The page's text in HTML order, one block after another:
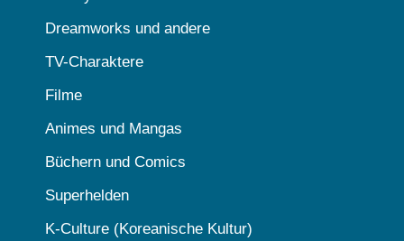
Dreamworks und andere
TV-Charaktere
Filme
Animes und Mangas
Büchern und Comics
Superhelden
K-Culture (Koreanische Kultur)